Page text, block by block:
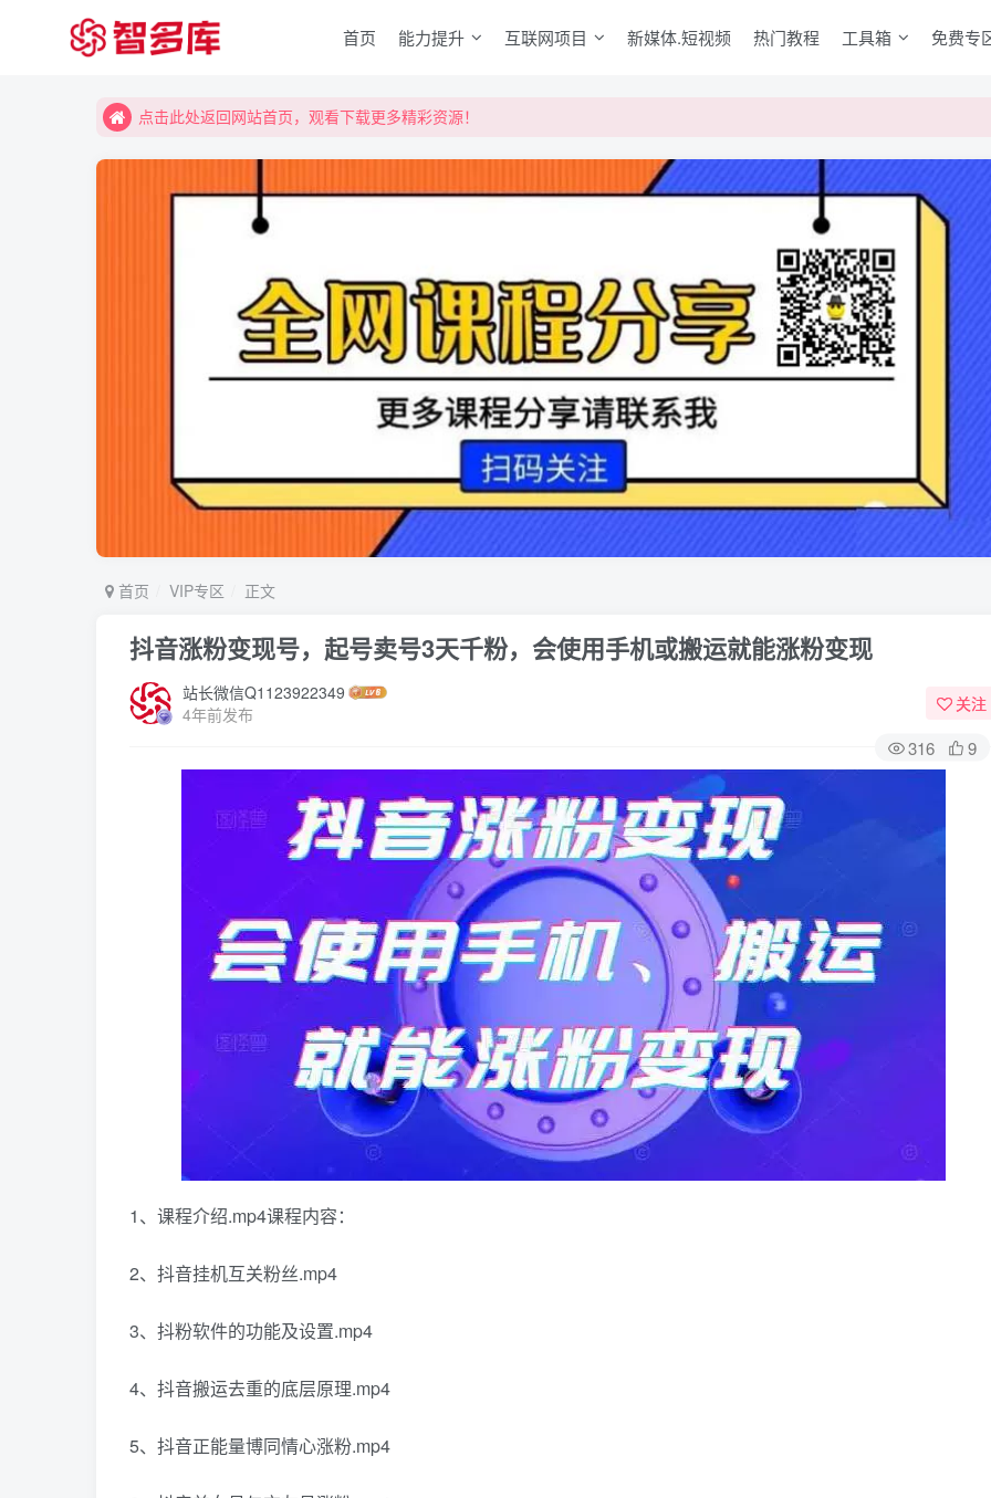
首页 能力提升 互联网项目 新媒体.短视频 热门教程 工具箱 免费专
点击此处返回网站首页，观看下载更多精彩资源！
点击此处返回网站首页，观看下载更多精彩资源！
首页 VIP专区 正文
抖音涨粉变现号，起号卖号3天千粉，会使用手机或搬运就能涨粉变现
站长微信Q1123922349
4年前发布
关注
316 9
1、课程介绍.mp4课程内容：
2、抖音挂机互关粉丝.mp4
3、抖粉软件的功能及设置.mp4
4、抖音搬运去重的底层原理.mp4
5、抖音正能量博同情心涨粉.mp4